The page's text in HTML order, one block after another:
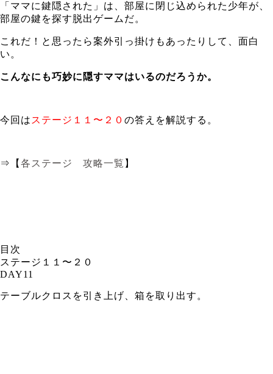
「ママに鍵隠された」は、部屋に閉じ込められた少年が、
部屋の鍵を探す脱出ゲームだ。
これだ！と思ったら案外引っ掛けもあったりして、面白
い。
こんなにも巧妙に隠すママはいるのだろうか。
今回は ステージ１１〜２０ の答えを解説する。
⇒【 各ステージ 攻略一覧 】
目次
ステージ１１〜２０
DAY11
テーブルクロスを引き上げ、箱を取り出す。